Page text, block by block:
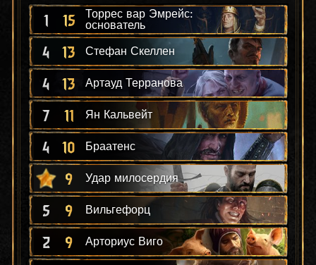
1 15
Торрес вар Эмрейс:
основатель
4 13 Стефан Скеллен
4 13 Артауд Терранова
7 11 Ян Кальвейт
4 10 Браатенс
9 Удар милосердия
5 9 Вильгефорц
2 9 Арториус Виго